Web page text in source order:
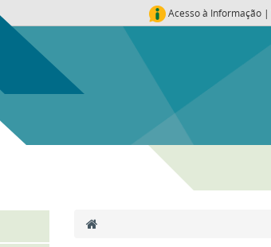
Acesso à Informação |